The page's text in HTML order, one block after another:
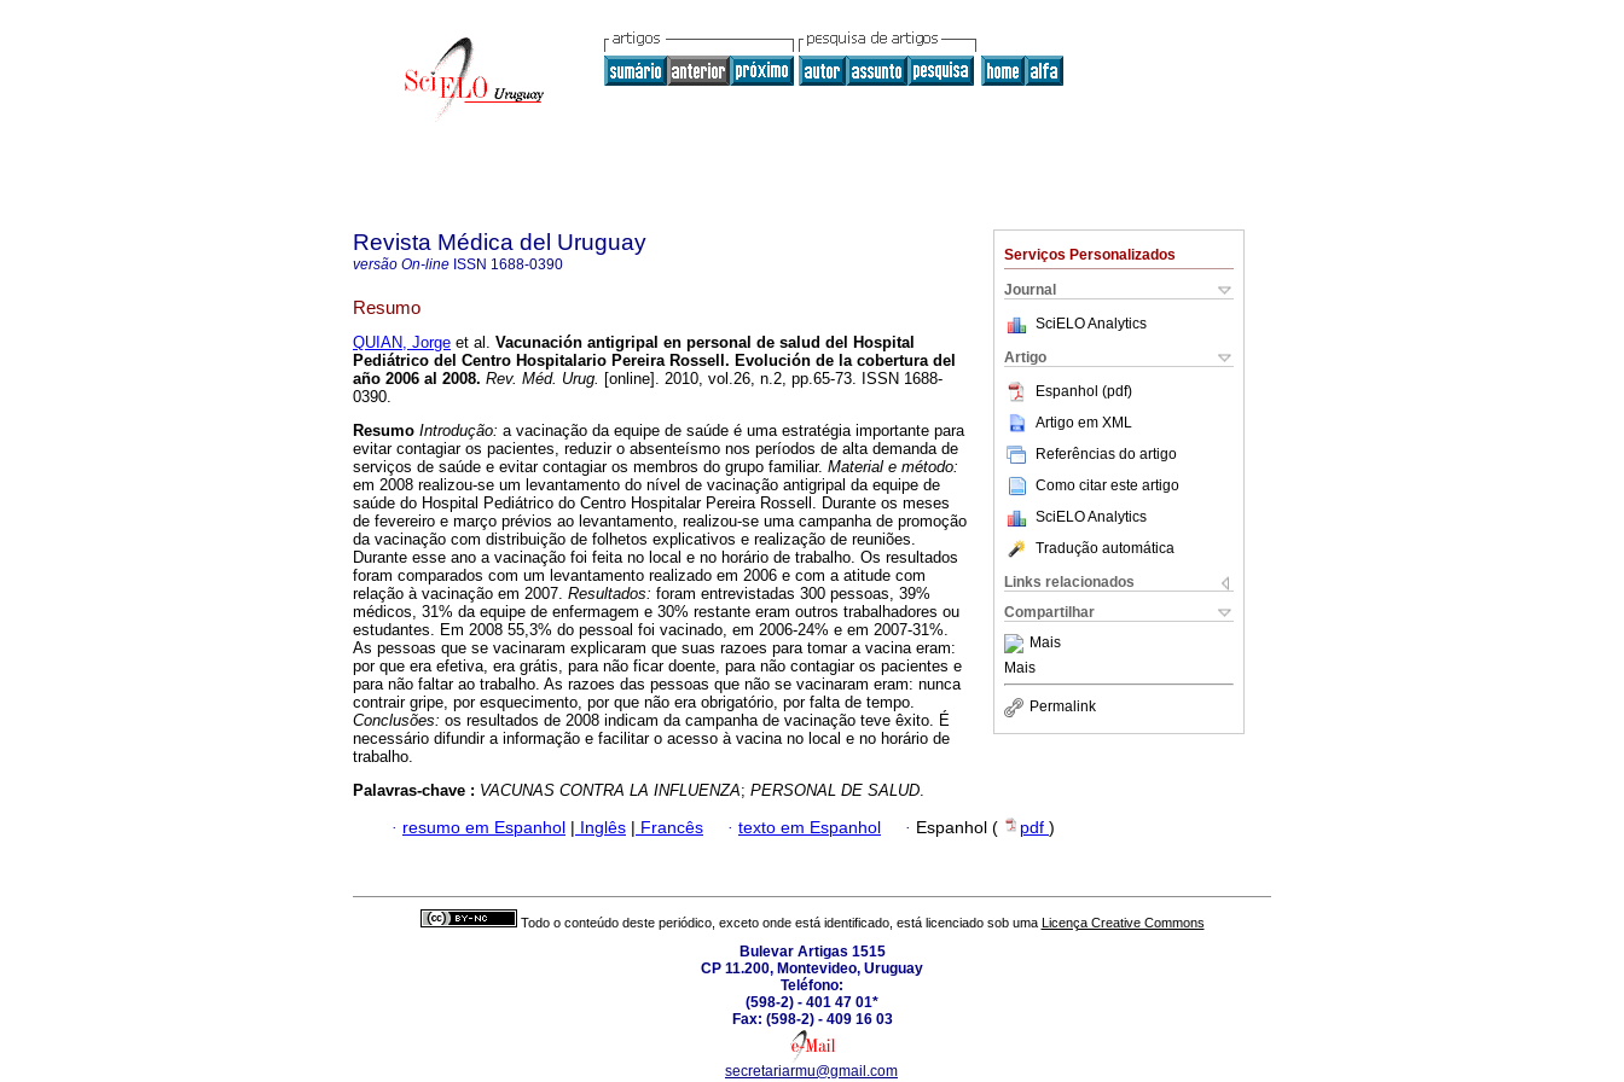
Serviços Personalizados
Journal
SciELO Analytics
Artigo
Espanhol (pdf)
Artigo em XML
Referências do artigo
Como citar este artigo
SciELO Analytics
Tradução automática
Links relacionados
Compartilhar
Mais
Mais
Permalink
Revista Médica del Uruguay
versão On-line ISSN 1688-0390
Resumo
QUIAN, Jorge et al. Vacunación antigripal en personal de salud del Hospital
Pediátrico del Centro Hospitalario Pereira Rossell. Evolución de la cobertura del
año 2006 al 2008. Rev. Méd. Urug. [online]. 2010, vol.26, n.2, pp.65-73. ISSN 1688-
0390.
Resumo Introdução: a vacinação da equipe de saúde é uma estratégia importante para
evitar contagiar os pacientes, reduzir o absenteísmo nos períodos de alta demanda de
serviços de saúde e evitar contagiar os membros do grupo familiar. Material e método:
em 2008 realizou-se um levantamento do nível de vacinação antigripal da equipe de
saúde do Hospital Pediátrico do Centro Hospitalar Pereira Rossell. Durante os meses
de fevereiro e março prévios ao levantamento, realizou-se uma campanha de promoção
da vacinação com distribuição de folhetos explicativos e realização de reuniões.
Durante esse ano a vacinação foi feita no local e no horário de trabalho. Os resultados
foram comparados com um levantamento realizado em 2006 e com a atitude com
relação à vacinação em 2007. Resultados: foram entrevistadas 300 pessoas, 39%
médicos, 31% da equipe de enfermagem e 30% restante eram outros trabalhadores ou
estudantes. Em 2008 55,3% do pessoal foi vacinado, em 2006-24% e em 2007-31%.
As pessoas que se vacinaram explicaram que suas razoes para tomar a vacina eram:
por que era efetiva, era grátis, para não ficar doente, para não contagiar os pacientes e
para não faltar ao trabalho. As razoes das pessoas que não se vacinaram eram: nunca
contrair gripe, por esquecimento, por que não era obrigatório, por falta de tempo.
Conclusões: os resultados de 2008 indicam da campanha de vacinação teve êxito. É
necessário difundir a informação e facilitar o acesso à vacina no local e no horário de
trabalho.
Palavras-chave : VACUNAS CONTRA LA INFLUENZA; PERSONAL DE SALUD.
· resumo em Espanhol | Inglês | Francês · texto em Espanhol · Espanhol ( pdf )
Todo o conteúdo deste periódico, exceto onde está identificado, está licenciado sob uma Licença Creative Commons
Bulevar Artigas 1515
CP 11.200, Montevideo, Uruguay
Teléfono:
(598-2) - 401 47 01*
Fax: (598-2) - 409 16 03
secretariarmu@gmail.com